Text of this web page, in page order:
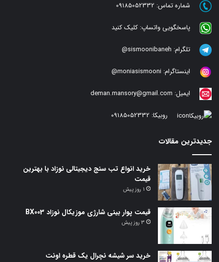
شماره تماس: 09185052332
پاسخگویی واتساپ: کلیک کنید
تلگرام: sismoonibaneh@
اینستاگرام: moniasismooni@
ایمیل: deman.mansory@gmail.com
روبیکا: 09185052332
جدیدترین مقالات
خرید انواع تب سنج دیجیتالی نوزاد با بهترین
قیمت
1 روز پیش
قیمت پوار بینی شارژی موزیکال نوزاد BX003
3 روز پیش
خرید سر شیشه نچرال یک قطره اونت